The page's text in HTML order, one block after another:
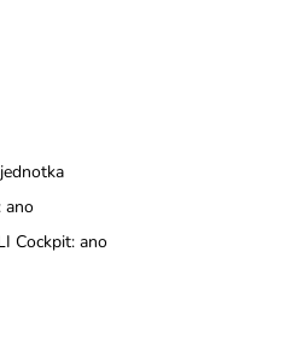
ano
Cockpit: ano